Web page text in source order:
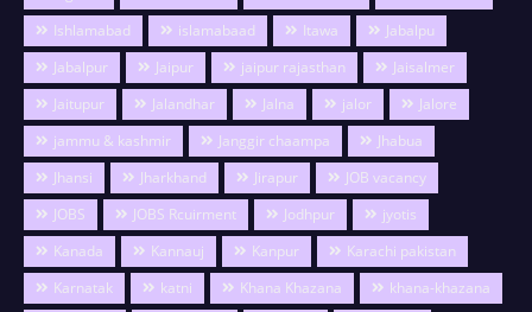
Ishlamabad
islamabaad Itawa
Jabalpu
Jabalpur
Jaipur jaipur rajasthan
Jaisalmer
Jaitupur
Jalandhar Jalna jalor
Jalore
jammu & kashmir
Janggir chaampa
Jhabua
Jhansi
Jharkhand Jirapur
JOB vacancy
JOBS
JOBS Rcuirment Jodhpur
jyotis
Kanada
Kannauj Kanpur
Karachi pakistan
Karnatak
katni Khana Khazana
khana-khazana